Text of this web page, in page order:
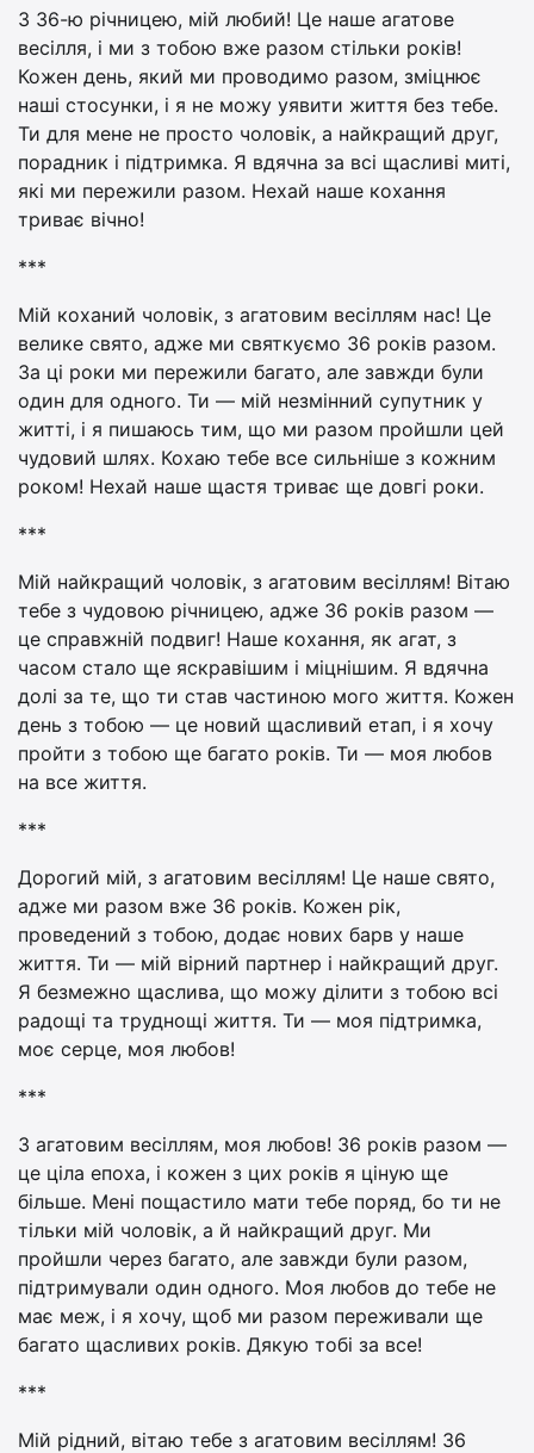
З 36-ю річницею, мій любий! Це наше агатове
весілля, і ми з тобою вже разом стільки років!
Кожен день, який ми проводимо разом, зміцнює
наші стосунки, і я не можу уявити життя без тебе.
Ти для мене не просто чоловік, а найкращий друг,
порадник і підтримка. Я вдячна за всі щасливі миті,
які ми пережили разом. Нехай наше кохання
триває вічно!
***
Мій коханий чоловік, з агатовим весіллям нас! Це
велике свято, адже ми святкуємо 36 років разом.
За ці роки ми пережили багато, але завжди були
один для одного. Ти — мій незмінний супутник у
житті, і я пишаюсь тим, що ми разом пройшли цей
чудовий шлях. Кохаю тебе все сильніше з кожним
роком! Нехай наше щастя триває ще довгі роки.
***
Мій найкращий чоловік, з агатовим весіллям! Вітаю
тебе з чудовою річницею, адже 36 років разом —
це справжній подвиг! Наше кохання, як агат, з
часом стало ще яскравішим і міцнішим. Я вдячна
долі за те, що ти став частиною мого життя. Кожен
день з тобою — це новий щасливий етап, і я хочу
пройти з тобою ще багато років. Ти — моя любов
на все життя.
***
Дорогий мій, з агатовим весіллям! Це наше свято,
адже ми разом вже 36 років. Кожен рік,
проведений з тобою, додає нових барв у наше
життя. Ти — мій вірний партнер і найкращий друг.
Я безмежно щаслива, що можу ділити з тобою всі
радощі та труднощі життя. Ти — моя підтримка,
моє серце, моя любов!
***
З агатовим весіллям, моя любов! 36 років разом —
це ціла епоха, і кожен з цих років я ціную ще
більше. Мені пощастило мати тебе поряд, бо ти не
тільки мій чоловік, а й найкращий друг. Ми
пройшли через багато, але завжди були разом,
підтримували один одного. Моя любов до тебе не
має меж, і я хочу, щоб ми разом переживали ще
багато щасливих років. Дякую тобі за все!
***
Мій рідний, вітаю тебе з агатовим весіллям! 36